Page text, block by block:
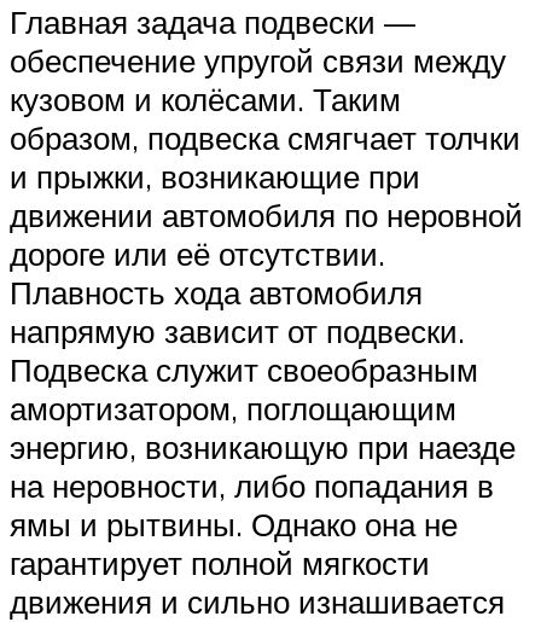
Главная задача подвески —
обеспечение упругой связи между
кузовом и колёсами. Таким
образом, подвеска смягчает толчки
и прыжки, возникающие при
движении автомобиля по неровной
дороге или её отсутствии.
Плавность хода автомобиля
напрямую зависит от подвески.
Подвеска служит своеобразным
амортизатором, поглощающим
энергию, возникающую при наезде
на неровности, либо попадания в
ямы и рытвины. Однако она не
гарантирует полной мягкости
движения и сильно изнашивается